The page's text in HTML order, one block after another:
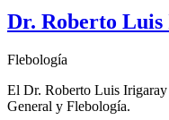
Dr. Roberto
Flebología
El Dr. Roberto Luis
General y Flebología.